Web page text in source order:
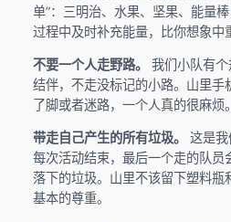
单”：三明治、水果、坚果、能量
过程中及时补充能量，比你想象中
不要一个人走野路。
我们小队有
结伴，不走没标记的小路。山里手
了脚或者迷路，一个人真的很麻烦。
带走自己产生的所有垃圾。
这是我
每次活动结束，最后一个走的队员
落下的垃圾。山里不该留下塑料瓶
基本的尊重。